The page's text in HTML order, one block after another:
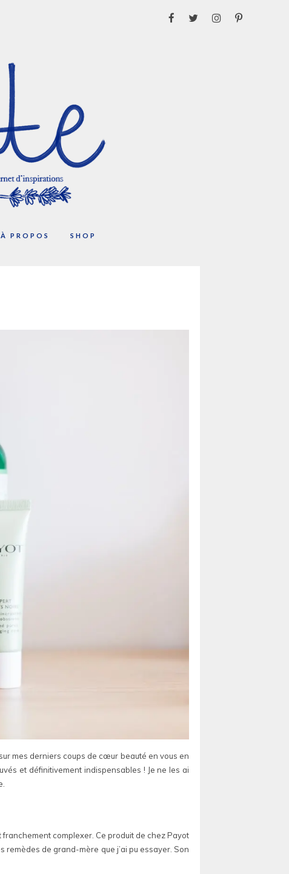
À PROPOS SHOP
mes derniers coups de cœur beauté en vous en
et définitivement indispensables ! Je ne les ai
franchement complexer. Ce produit de chez Payot
remèdes de grand-mère que j’ai pu essayer. Son